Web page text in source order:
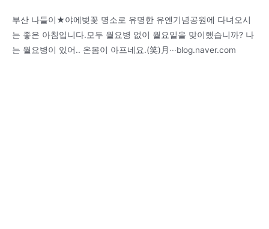
부산 나들이★야에벚꽃 명소로 유명한 유엔기념공원에 다녀오시
는 좋은 아침입니다.모두 월요병 없이 월요일을 맞이했습니까? 나
는 월요병이 있어.. 온몸이 아프네요.(笑)月···blog.naver.com